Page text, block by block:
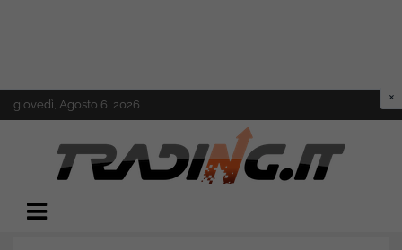
Skip
to
giovedì, Agosto 6, 2026
Trading.it